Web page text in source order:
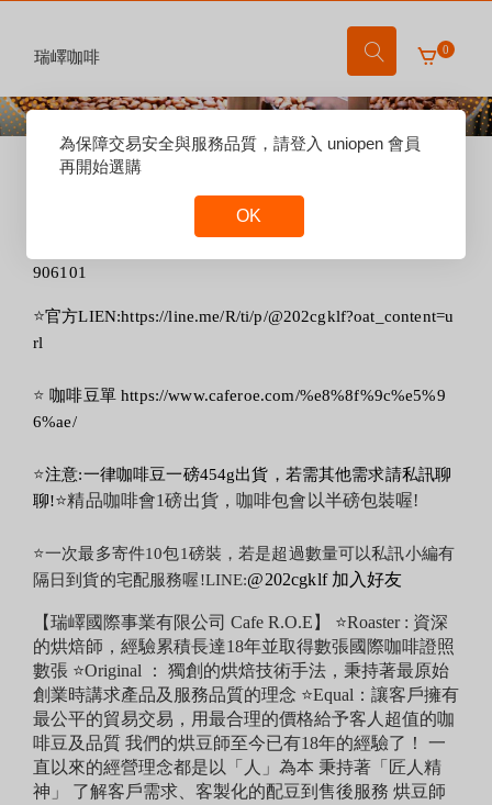
瑞嶧咖啡 0
賣場說明：
906101
⭐官方LIEN:https://line.me/R/ti/p/@202cgklf?oat_content=u
rl
⭐ 咖啡豆單 https://www.caferoe.com/%e8%8f%9c%e5%9
6%ae/
⭐注意:一律咖啡豆一磅454g出貨，若需其他需求請私訊聊
聊!⭐精品咖啡會1磅出貨，咖啡包會以半磅包裝喔!
⭐一次最多寄件10包1磅裝，若是超過數量可以私訊小編有
隔日到貨的宅配服務喔!LINE:@202cgklf 加入好友
【瑞嶧國際事業有限公司 Cafe R.O.E】 ⭐Roaster : 資深
的烘焙師，經驗累積長達18年並取得數張國際咖啡證照
數張 ⭐Original ： 獨創的烘焙技術手法，秉持著最原始
創業時講求產品及服務品質的理念 ⭐Equal：讓客戶擁有
最公平的貿易交易，用最合理的價格給予客人超值的咖
啡豆及品質 我們的烘豆師至今已有18年的經驗了！ 一
直以來的經營理念都是以「人」為本 秉持著「匠人精
神」 了解客戶需求、客製化的配豆到售後服務 烘豆師
Reset
Focus
為保障交易安全與服務品質，請登入 uniopen 會員
再開始選購
OK
Focus